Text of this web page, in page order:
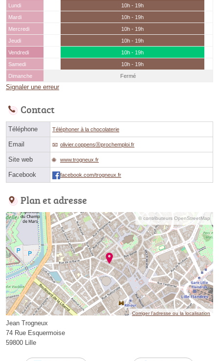
Lundi
10h - 19h
Mardi
10h - 19h
Mercredi
10h - 19h
Jeudi
10h - 19h
Vendredi
10h - 19h
Samedi
10h - 19h
Dimanche
Fermé
Signaler une erreur
Contact
Téléphone Téléphoner à la chocolaterie
Email olivier.coppensⓐprochemploi.fr
Site web www.trogneux.fr
Facebook facebook.com/trogneux.fr
Plan et adresse
© contributeurs OpenStreetMap
Corriger l’adresse ou la localisation
Jean Trogneux
74 Rue Esquermoise
59800 Lille